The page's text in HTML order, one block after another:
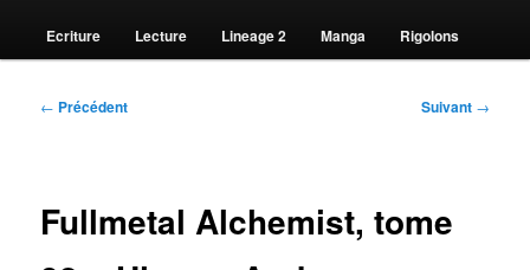
Ecriture Lecture Lineage 2 Manga Rigolons
Navigation
← Précédent Suivant →
Fullmetal Alchemist, tome